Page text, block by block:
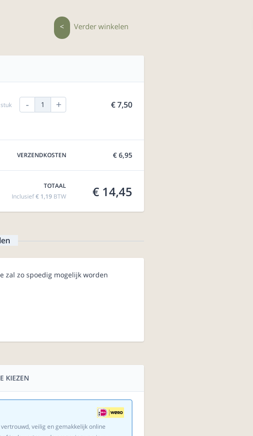
< Verder winkelen
- 1 + € 7,50
VERZENDKOSTEN € 6,95
TOTAAL
Inclusief€ 1,19 BTW € 14,45
zal zo spoedig mogelijk worden
KIEZEN
vertrouwd, veilig en gemakkelijk online